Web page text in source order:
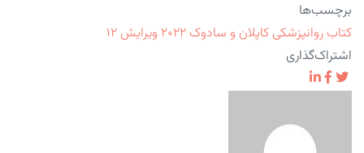
برچسب‌ها
کتاب روانپزشکی کاپلان و سادوک ۲۰۲۲ ویرایش ۱۲
اشتراک‌گذاری